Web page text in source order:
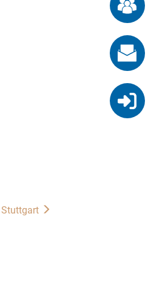
Stuttgart